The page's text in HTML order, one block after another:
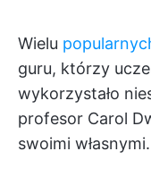
Wielu
guru, którzy
wykorzystało
profesor Carol
swoimi własnymi.